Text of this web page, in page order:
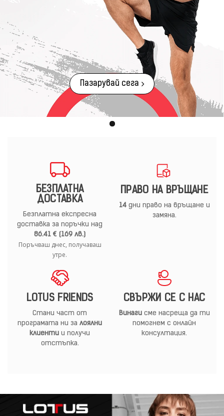
Пазарувай сега
БЕЗПЛАТНА
ДОСТАВКА
Безплатна експресна
доставка за поръчки над
86.41 € (169 лв.)
Поръчваш днес, получаваш
утре.
ПРАВО НА ВРЪЩАНЕ
14дни право на връщане и
замяна.
LOTUS FRIENDS
Стани част от
програмата ни за лоялни
клиенти и получи
отстъпка.
СВЪРЖИ СЕ С НАС
Винагисме насреща да ти
помогнем с онлайн
консултация.